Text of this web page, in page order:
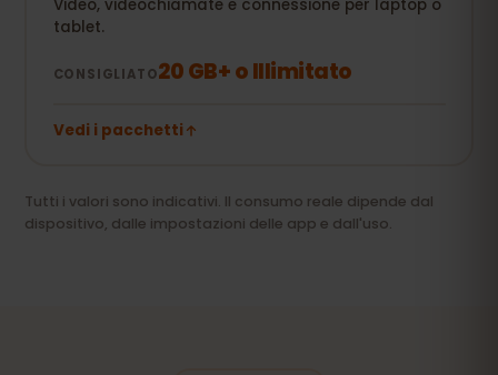
Video, videochiamate e connessione per laptop o
tablet.
CONSIGLIATO20 GB+ o Illimitato
Vedi i pacchetti
Tutti i valori sono indicativi. Il consumo reale dipende dal
dispositivo, dalle impostazioni delle app e dall'uso.